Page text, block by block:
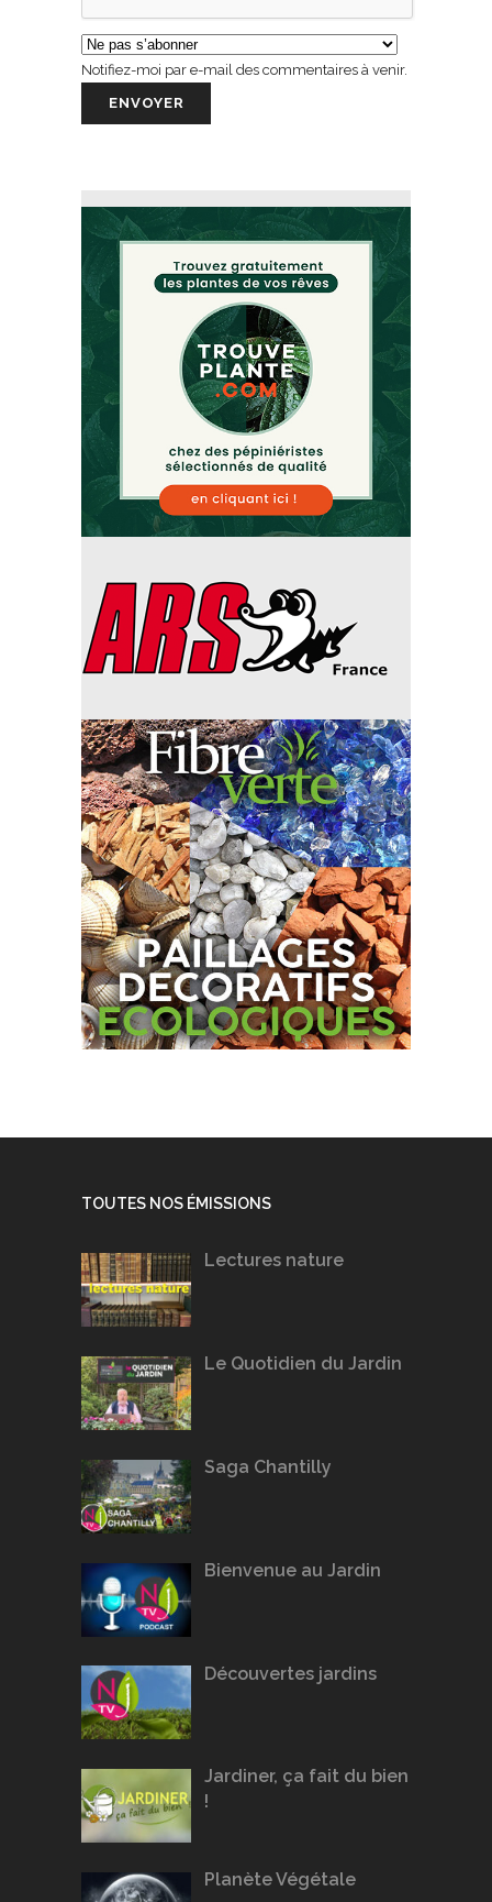
Notifiez-moi par e-mail des commentaires à venir.
TOUTES NOS ÉMISSIONS
Lectures nature
Le Quotidien du Jardin
Saga Chantilly
Bienvenue au Jardin
Découvertes jardins
Jardiner, ça fait du bien
!
Planète Végétale